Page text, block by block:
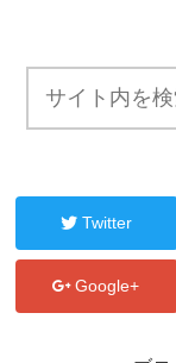
Twitter
Google+